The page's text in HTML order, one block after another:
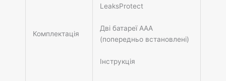
Комплектація
LeaksProtect
Дві батареї AAA
(попередньо встановлені)
Інструкція